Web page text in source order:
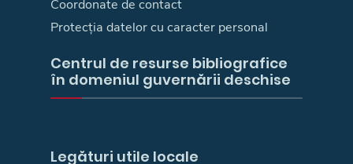
Coordonate de contact
Protecția datelor cu caracter personal
Centrul de resurse bibliografice
în domeniul guvernării deschise
Legături utile locale